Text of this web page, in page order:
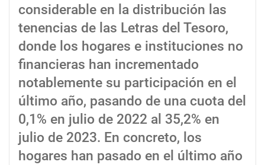
considerable en la distribución las
tenencias de las Letras del Tesoro,
donde los hogares e instituciones no
financieras han incrementado
notablemente su participación en el
último año, pasando de una cuota del
0,1% en julio de 2022 al 35,2% en
julio de 2023. En concreto, los
hogares han pasado en el último año